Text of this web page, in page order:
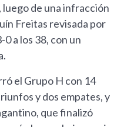
luego de una infracción
Freitas revisada por
0 a los 38, con un
el Grupo H con 14
y dos empates, y
que finalizó